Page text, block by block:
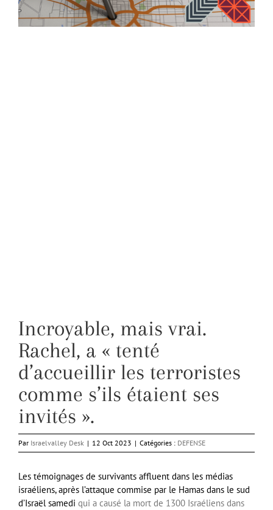
Incroyable, mais vrai.
Rachel, a « tenté
d’accueillir les terroristes
comme s’ils étaient ses
invités ».
Par Israelvalley Desk | 12 Oct 2023 | Catégories : DEFENSE
Les témoignages de survivants affluent dans les médias
israéliens, après l’attaque commise par le Hamas dans le sud
d’Israël samedi qui a causé la mort de 1300 Israéliens dans